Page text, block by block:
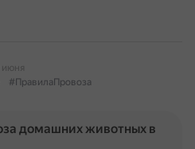
июня
#ПравилаПровоза
домашних животных в